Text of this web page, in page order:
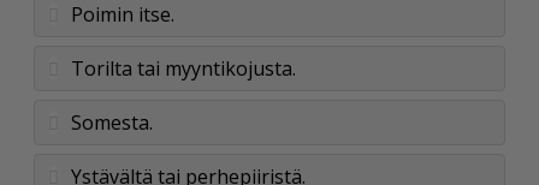
Poimin itse.
Torilta tai myyntikojusta.
Somesta.
Ystävältä tai perhepiiristä.